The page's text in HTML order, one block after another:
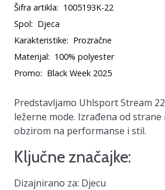
Šifra artikla: 1005193K-22
Spol: Djeca
Karakteristike: Prozračne
Materijal: 100% polyester
Promo: Black Week 2025
Predstavljamo Uhlsport Stream
ležerne mode. Izrađena od
obzirom na performanse i stil.
Ključne značajke:
Dizajnirano za: Djecu